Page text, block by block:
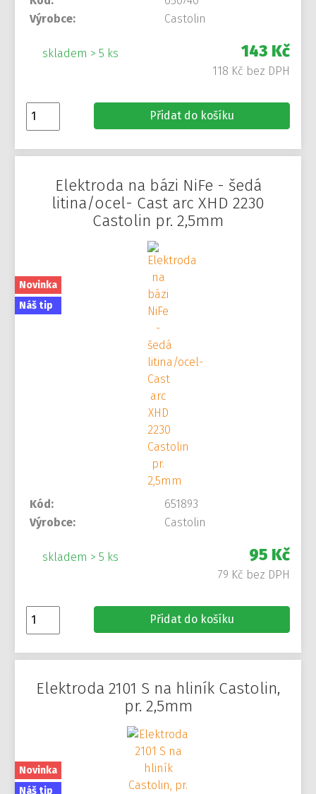
Výrobce:
Castolin
skladem > 5 ks 143 Kč
118 Kč bez DPH
Přidat do košíku
Elektroda na bázi NiFe - šedá
litina/ocel- Cast arc XHD 2230
Castolin pr. 2,5mm
Novinka
Náš tip
Kód:
651893
Výrobce:
Castolin
skladem > 5 ks 95 Kč
79 Kč bez DPH
Přidat do košíku
Elektroda 2101 S na hliník Castolin,
pr. 2,5mm
Novinka
Náš tip